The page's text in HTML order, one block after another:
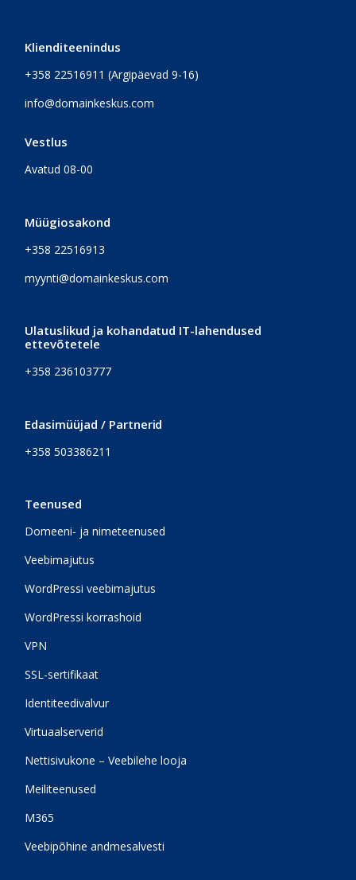
Klienditeenindus
+358 22516911 (Argipäevad 9-16)
info@domainkeskus.com
Vestlus
Avatud 08-00
Müügiosakond
+358 22516913
myynti@domainkeskus.com
Ulatuslikud ja kohandatud IT-lahendused
ettevõtetele
+358 236103777
Edasimüüjad / Partnerid
+358 503386211
Teenused
Domeeni- ja nimeteenused
Veebimajutus
WordPressi veebimajutus
WordPressi korrashoid
VPN
SSL-sertifikaat
Identiteedivalvur
Virtuaalserverid
Nettisivukone – Veebilehe looja
Meiliteenused
M365
Veebipõhine andmesalvesti